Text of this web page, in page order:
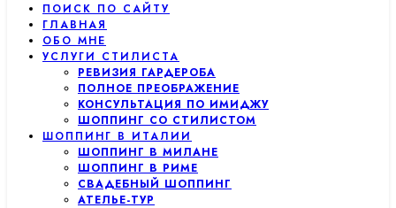
ПОИСК ПО САЙТУ
ГЛАВНАЯ
ОБО МНЕ
УСЛУГИ СТИЛИСТА
РЕВИЗИЯ ГАРДЕРОБА
ПОЛНОЕ ПРЕОБРАЖЕНИЕ
КОНСУЛЬТАЦИЯ ПО ИМИДЖУ
ШОППИНГ СО СТИЛИСТОМ
ШОППИНГ В ИТАЛИИ
ШОППИНГ В МИЛАНЕ
ШОППИНГ В РИМЕ
СВАДЕБНЫЙ ШОППИНГ
АТЕЛЬЕ-ТУР